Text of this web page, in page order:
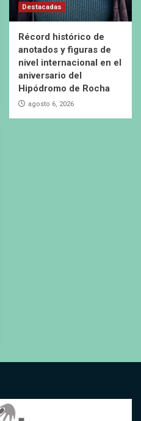
Destacadas
Récord histórico de
anotados y figuras de
nivel internacional en el
aniversario del
Hipódromo de Rocha
agosto 6, 2026